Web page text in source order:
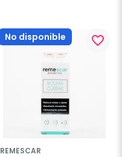
No disponible favorite_border
REMESCAR